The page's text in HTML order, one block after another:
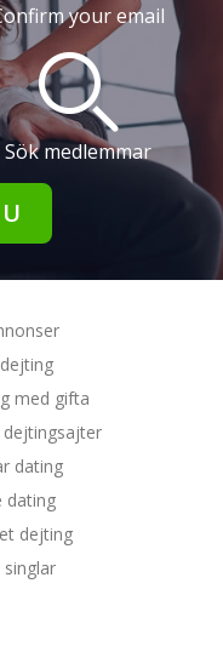
your email
Sök medlemmar
med gifta
dejtingsajter
dating
dating
dejting